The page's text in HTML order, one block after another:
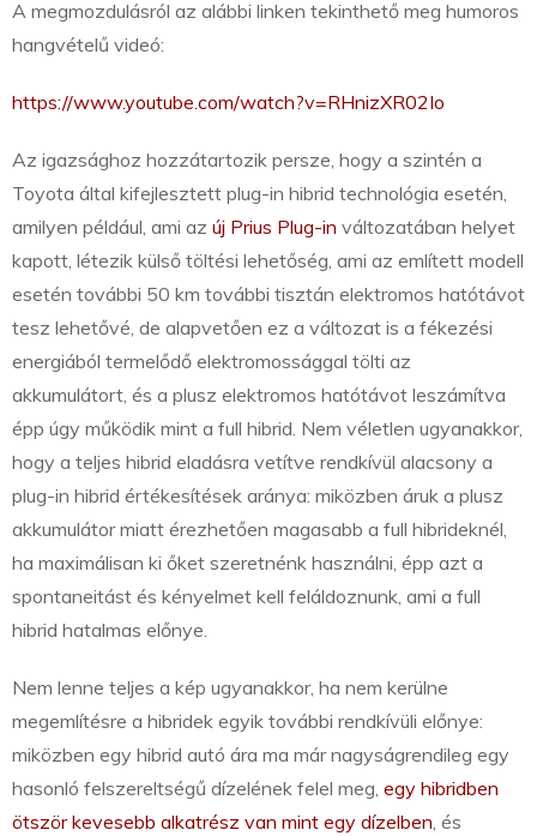
A megmozdulásról az alábbi linken tekinthető meg humoros
hangvételű videó:
https://www.youtube.com/watch?v=RHnizXR02Io
Az igazsághoz hozzátartozik persze, hogy a szintén a
Toyota által kifejlesztett plug-in hibrid technológia esetén,
amilyen például, ami az új Prius Plug-in változatában helyet
kapott, létezik külső töltési lehetőség, ami az említett modell
esetén további 50 km további tisztán elektromos hatótávot
tesz lehetővé, de alapvetően ez a változat is a fékezési
energiából termelődő elektromossággal tölti az
akkumulátort, és a plusz elektromos hatótávot leszámítva
épp úgy működik mint a full hibrid. Nem véletlen ugyanakkor,
hogy a teljes hibrid eladásra vetítve rendkívül alacsony a
plug-in hibrid értékesítések aránya: miközben áruk a plusz
akkumulátor miatt érezhetően magasabb a full hibrideknél,
ha maximálisan ki őket szeretnénk használni, épp azt a
spontaneitást és kényelmet kell feláldoznunk, ami a full
hibrid hatalmas előnye.
Nem lenne teljes a kép ugyanakkor, ha nem kerülne
megemlítésre a hibridek egyik további rendkívüli előnye:
miközben egy hibrid autó ára ma már nagyságrendileg egy
hasonló felszereltségű dízelének felel meg, egy hibridben
ötször kevesebb alkatrész van mint egy dízelben, és